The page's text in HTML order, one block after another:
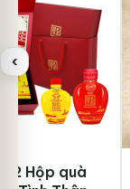
2 Hộp quà
‹